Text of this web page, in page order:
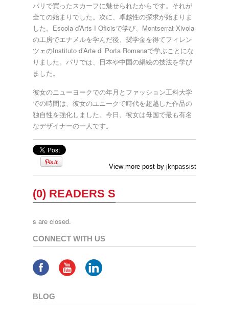
パリで買ったスカーフに魅せられたからです。それが
全ての始まりでした。次に、卓越性の探求が始まりま
した。Escola d’Arts I Oficisで学び、Montserrat Xivola
の⼯房でエナメルを学んだ後、奨学⾦を得てフィレン
ツェのInstituto d’Arte di Porta Romanaで学ぶことにな
りました。パリでは、⽇本や中国の絹絵の技法を学び
ました。
彼⼥のニューヨークでの年⽉とファッション⼯科⼤学
での時間は、彼⼥のユニークで時代を超越した作品の
独⾃性を強化しました。今⽇、彼⼥は⺟国で最も有名
なデザイナーの⼀⼈です。
View more post by jknpassist
(0) READERS S
s are closed.
CONNECT WITH US
BLOG